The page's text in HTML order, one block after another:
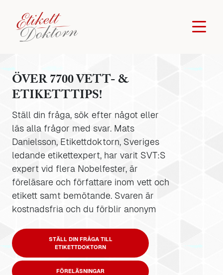
ÖVER 7700 VETT- &
ETIKETTTIPS!
Ställ din fråga, sök efter något eller
läs alla frågor med svar. Mats
Danielsson, Etikettdoktorn, Sveriges
ledande etikettexpert, har varit SVT:S
expert vid flera Nobelfester, är
föreläsare och författare inom vett och
etikett samt bemötande. Svaren är
kostnadsfria och du förblir anonym
STÄLL DIN FRÅGA TILL
ETIKETTDOKTORN
FÖRELÄSNINGAR